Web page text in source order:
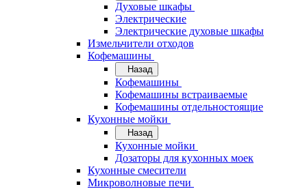
Духовые шкафы
Электрические
Электрические духовые шкафы
Измельчители отходов
Кофемашины
Назад
Кофемашины
Кофемашины встраиваемые
Кофемашины отдельностоящие
Кухонные мойки
Назад
Кухонные мойки
Дозаторы для кухонных моек
Кухонные смесители
Микроволновые печи